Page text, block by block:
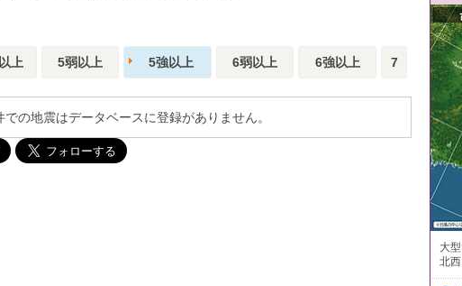
上 5弱以上 5強以上 6弱以上 6強以上 7
での地震はデータベースに登録がありません。
大
北